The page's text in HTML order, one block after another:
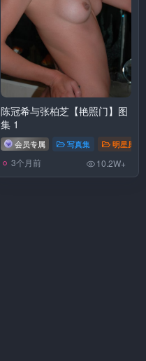
陈冠希与张柏芝【艳照门】图
集 1
会员专属 写真集 明星原图
3个月前 10.2W+